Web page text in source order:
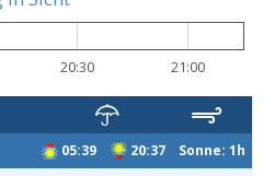
20:30 21:00
05:39 20:37 Sonne: 1h